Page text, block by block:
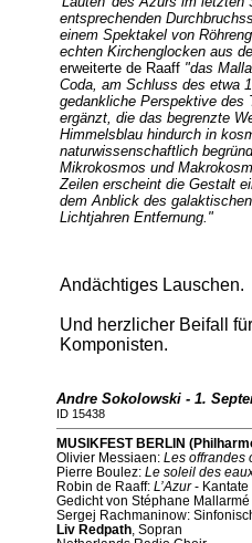
entsprechenden
einem Spektakel von
echten Kirchenglocken aus
erweiterte de Raaff "das
Coda, am Schluss des etwa
gedankliche Perspektive des
ergänzt, die das begrenzte
Himmelsblau hindurch in
naturwissenschaftlich
Mikrokosmos und
Zeilen erscheint die Gestalt
dem Anblick des
Lichtjahren Entfernung."
Andächtiges Lauschen.
Und herzlicher Beifall
Komponisten.
Andre Sokolowski - 1.
ID 15438
MUSIKFEST BERLIN
Olivier Messiaen: Les offrandes
Pierre Boulez: Le soleil des
Robin de Raaff: L’Azur- Kantate
Gedicht von Stéphane Mallarmé
Sergej Rachmaninow:
Liv Redpath, Sopran